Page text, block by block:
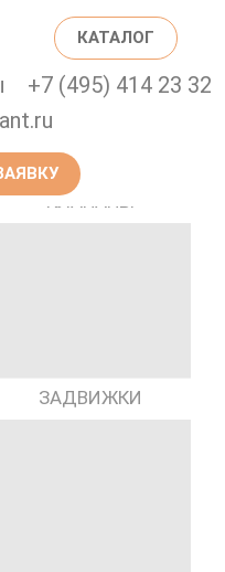
КАТАЛОГ
+7 (495) 414 23 32
КЛАПАНЫ
ЗАДВИЖКИ